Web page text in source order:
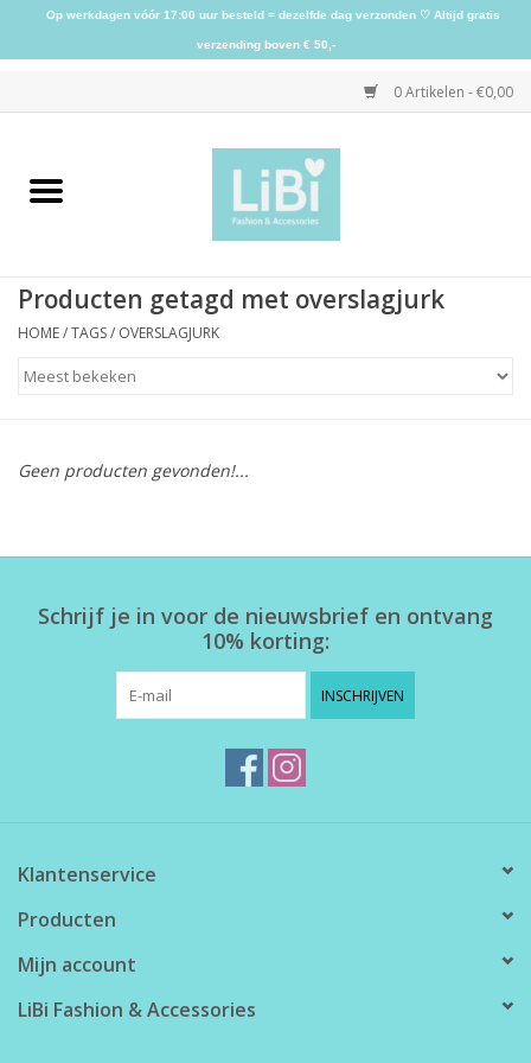
0 Artikelen - €0,00
Home
Schoenen
Herensokken
Producten getagd met overslagjurk
HOME/TAGS/ OVERSLAGJURK
Geen producten gevonden!...
Schrijf je in voor de nieuwsbrief en ontvang
10% korting:
INSCHRIJVEN
Klantenservice
Producten
Mijn account
LiBi Fashion & Accessories
Op werkdagen vóór 17:00 uur besteld = dezelfde dag verzonden ♡ Altijd gratis
verzending boven € 50,-